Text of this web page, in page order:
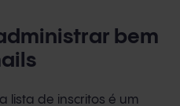
bem
lista de inscritos é um